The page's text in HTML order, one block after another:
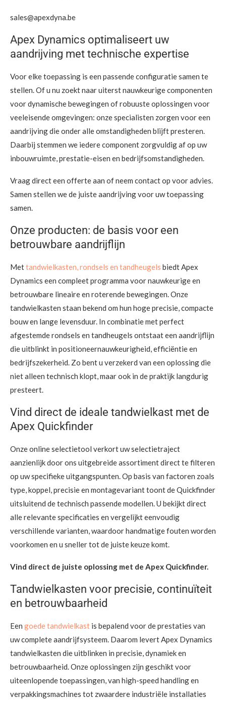
sales@apexdyna.be
Apex Dynamics optimaliseert uw
aandrijving met technische expertise
Voor elke toepassing is een passende configuratie samen te
stellen. Of u nu zoekt naar uiterst nauwkeurige componenten
voor dynamische bewegingen of robuuste oplossingen voor
veeleisende omgevingen: onze specialisten zorgen voor een
aandrijving die onder alle omstandigheden blijft presteren.
Daarbij stemmen we iedere component zorgvuldig af op uw
inbouwruimte, prestatie-eisen en bedrijfsomstandigheden.
Vraag direct een offerte aan of neem contact op voor advies.
Samen stellen we de juiste aandrijving voor uw toepassing
samen.
Onze producten: de basis voor een
betrouwbare aandrijflijn
Mettandwielkasten, rondsels en tandheugels biedt Apex
Dynamics een compleet programma voor nauwkeurige en
betrouwbare lineaire en roterende bewegingen. Onze
tandwielkasten staan bekend om hun hoge precisie, compacte
bouw en lange levensduur. In combinatie met perfect
afgestemde rondsels en tandheugels ontstaat een aandrijflijn
die uitblinkt in positioneernauwkeurigheid, efficiëntie en
bedrijfszekerheid. Zo bent u verzekerd van een oplossing die
niet alleen technisch klopt, maar ook in de praktijk langdurig
presteert.
Vind direct de ideale tandwielkast met de
Apex Quickfinder
Onze online selectietool verkort uw selectietraject
aanzienlijk door ons uitgebreide assortiment direct te filteren
op uw specifieke uitgangspunten. Op basis van factoren zoals
type, koppel, precisie en montagevariant toont de Quickfinder
uitsluitend de technisch passende modellen. U bekijkt direct
alle relevante specificaties en vergelijkt eenvoudig
verschillende varianten, waardoor handmatige fouten worden
voorkomen en u sneller tot de juiste keuze komt.
Vind direct de juiste oplossing met de Apex Quickfinder.
Tandwielkasten voor precisie, continuïteit
en betrouwbaarheid
Een goede tandwielkast is bepalend voor de prestaties van
uw complete aandrijfsysteem. Daarom levert Apex Dynamics
tandwielkasten die uitblinken in precisie, dynamiek en
betrouwbaarheid. Onze oplossingen zijn geschikt voor
uiteenlopende toepassingen, van high-speed handling en
verpakkingsmachines tot zwaardere industriële installaties